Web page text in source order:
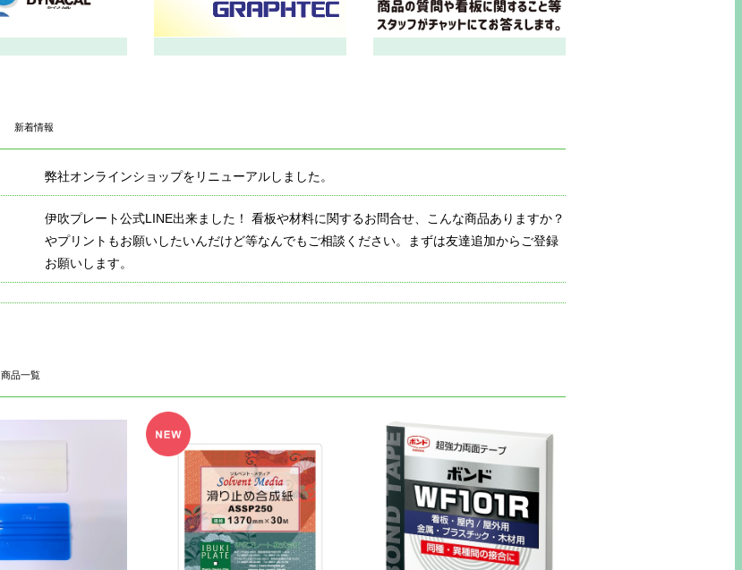
新着情報
弊社オンラインショップをリニューアルしました。
伊吹プレート公式LINE出来ました！ 看板や材料に関するお問合せ、こんな商品ありますか？
やプリントもお願いしたいんだけど等なんでもご相談ください。まずは友達追加からご登録
お願いします。
商品一覧